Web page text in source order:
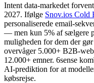
Intent data-markedet
2027. Ifølge Snov.ios Cold
personaliserede email-
— men kun 5% af sælgere
muligheden for dem der
overvåger 5.000+ B2B-
12.000+ emner. 6sense
AI-prediktion for at
købsrejse.